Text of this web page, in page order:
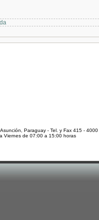
Paraguay - Tel. y Fax 415 -
Viernes de 07:00 a 15:00 horas